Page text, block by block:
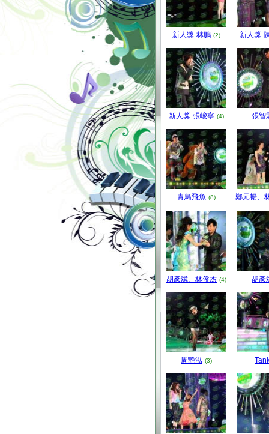
新人獎-林鵬 (2) 新人獎-
新人獎-張峻寧 (4) 張智
青鳥飛魚 (8) 鄭元暢、
胡彥斌、林俊杰 (4) 胡彥
周艷泓 (3)